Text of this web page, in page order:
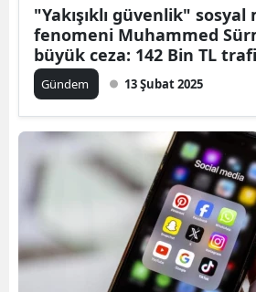
"Yakışıklı güvenlik" sosyal
fenomeni Muhammed
büyük ceza: 142 Bin TL
Gündem 13 Şubat 2025